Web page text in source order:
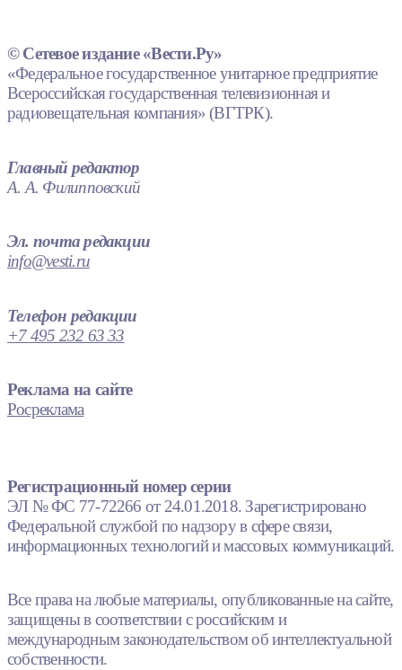
© Сетевое издание «Вести.Ру»
«Федеральное государственное унитарное предприятие
Всероссийская государственная телевизионная и
радиовещательная компания» (ВГТРК).
Главный редактор
А. А. Филипповский
Эл. почта редакции
info@vesti.ru
Телефон редакции
+7 495 232 63 33
Реклама на сайте
Росреклама
Регистрационный номер серии
ЭЛ № ФС 77-72266 от 24.01.2018. Зарегистрировано
Федеральной службой по надзору в сфере связи,
информационных технологий и массовых коммуникаций.
Все права на любые материалы, опубликованные на сайте,
защищены в соответствии с российским и
международным законодательством об интеллектуальной
собственности.